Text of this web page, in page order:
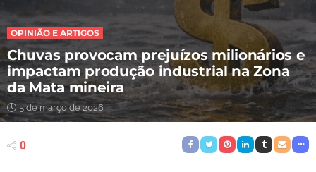
OPINIÃO E ARTIGOS
Chuvas provocam prejuízos milionários e
impactam produção industrial na Zona
da Mata mineira
5 de março de 2026
0